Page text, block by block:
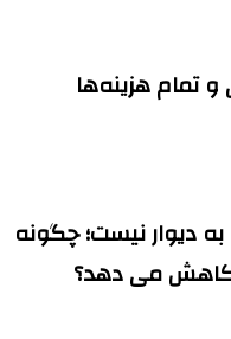
تمام هزینه‌ها
دیوار نیست؛ چگونه
کاهش می دهد؟